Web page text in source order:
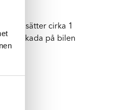
cirka 1
vid skada på bilen